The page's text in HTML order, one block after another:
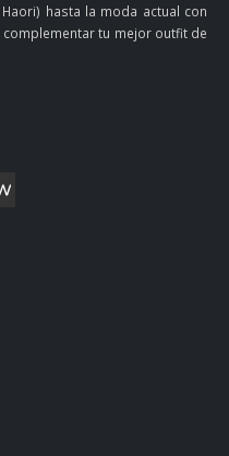
Haori) hasta la moda actual con
tu mejor outfit de